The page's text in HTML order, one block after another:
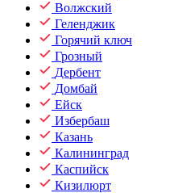
Волжский
Геленджик
Горячий ключ
Грозный
Дербент
Домбай
Ейск
Избербаш
Казань
Калининград
Каспийск
Кизилюрт